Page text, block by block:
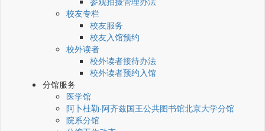
校友专栏
校友服务
校友入馆预约
校外读者
校外读者接待办法
校外读者预约入馆
分馆服务
医学馆
阿卜杜勒·阿齐兹国王公共图书馆北京大学分馆
院系分馆